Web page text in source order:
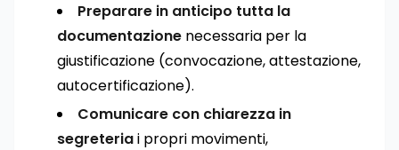
Preparare in anticipo tutta la
documentazione necessaria per la
giustificazione (convocazione, attestazione,
autocertificazione).
Comunicare con chiarezza in
segreteriai propri movimenti,